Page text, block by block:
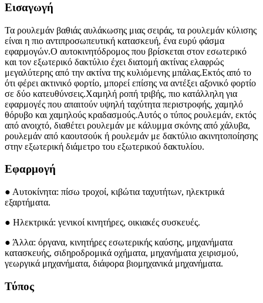
Εισαγωγή
Τα ρουλεμάν βαθιάς αυλάκωσης μιας σειράς, τα ρουλεμάν κύλισης
είναι η πιο αντιπροσωπευτική κατασκευή, ένα ευρύ φάσμα
εφαρμογών.Ο αυτοκινητόδρομος που βρίσκεται στον εσωτερικό
και τον εξωτερικό δακτύλιο έχει διατομή ακτίνας ελαφρώς
μεγαλύτερης από την ακτίνα της κυλιόμενης μπάλας.Εκτός από το
ότι φέρει ακτινικό φορτίο, μπορεί επίσης να αντέξει αξονικό φορτίο
σε δύο κατευθύνσεις.Χαμηλή ροπή τριβής, πιο κατάλληλη για
εφαρμογές που απαιτούν υψηλή ταχύτητα περιστροφής, χαμηλό
θόρυβο και χαμηλούς κραδασμούς.Αυτός ο τύπος ρουλεμάν, εκτός
από ανοιχτό, διαθέτει ρουλεμάν με κάλυμμα σκόνης από χάλυβα,
ρουλεμάν από καουτσούκ ή ρουλεμάν με δακτύλιο ακινητοποίησης
στην εξωτερική διάμετρο του εξωτερικού δακτυλίου.
Εφαρμογή
● Αυτοκίνητα: πίσω τροχοί, κιβώτια ταχυτήτων, ηλεκτρικά
εξαρτήματα.
● Ηλεκτρικά: γενικοί κινητήρες, οικιακές συσκευές.
● Άλλα: όργανα, κινητήρες εσωτερικής καύσης, μηχανήματα
κατασκευής, σιδηροδρομικά οχήματα, μηχανήματα χειρισμού,
γεωργικά μηχανήματα, διάφορα βιομηχανικά μηχανήματα.
Τύπος